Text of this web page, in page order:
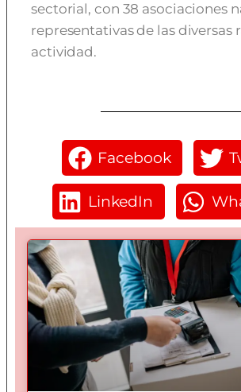
sectorial, con 38 asociaciones
representativas de las diversas
actividad.
Facebook
LinkedIn